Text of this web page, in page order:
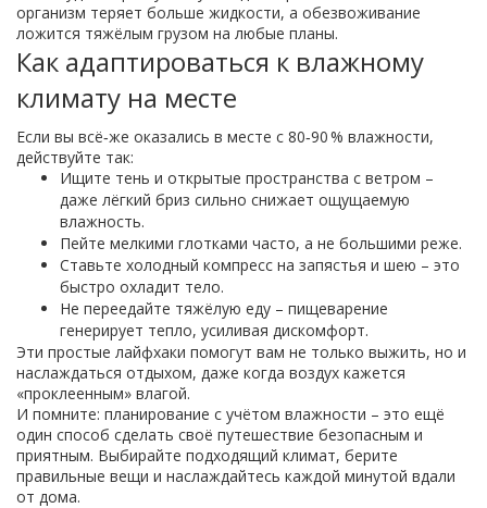
организм теряет больше жидкости, а обезвоживание
ложится тяжёлым грузом на любые планы.
Как адаптироваться к влажному
климату на месте
Если вы всё‑же оказались в месте с 80‑90 % влажности,
действуйте так:
Ищите тень и открытые пространства с ветром –
даже лёгкий бриз сильно снижает ощущаемую
влажность.
Пейте мелкими глотками часто, а не большими реже.
Ставьте холодный компресс на запястья и шею – это
быстро охладит тело.
Не переедайте тяжёлую еду – пищеварение
генерирует тепло, усиливая дискомфорт.
Эти простые лайфхаки помогут вам не только выжить, но и
наслаждаться отдыхом, даже когда воздух кажется
«проклеенным» влагой.
И помните: планирование с учётом влажности – это ещё
один способ сделать своё путешествие безопасным и
приятным. Выбирайте подходящий климат, берите
правильные вещи и наслаждайтесь каждой минутой вдали
от дома.